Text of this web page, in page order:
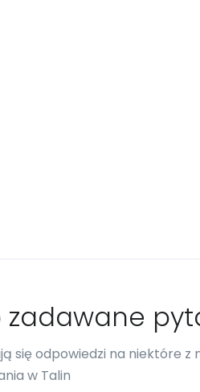
zadawane
się odpowiedzi na niektóre
w Talin